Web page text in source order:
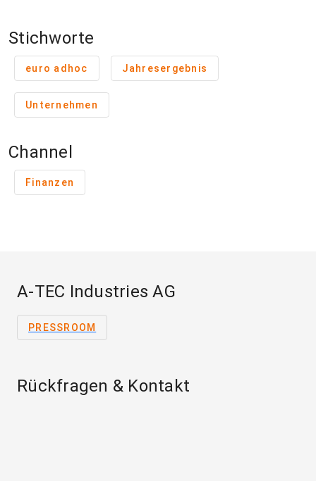
Stichworte
euro adhoc Jahresergebnis
Unternehmen
Channel
Finanzen
A-TEC Industries AG
PRESSROOM
Rückfragen & Kontakt